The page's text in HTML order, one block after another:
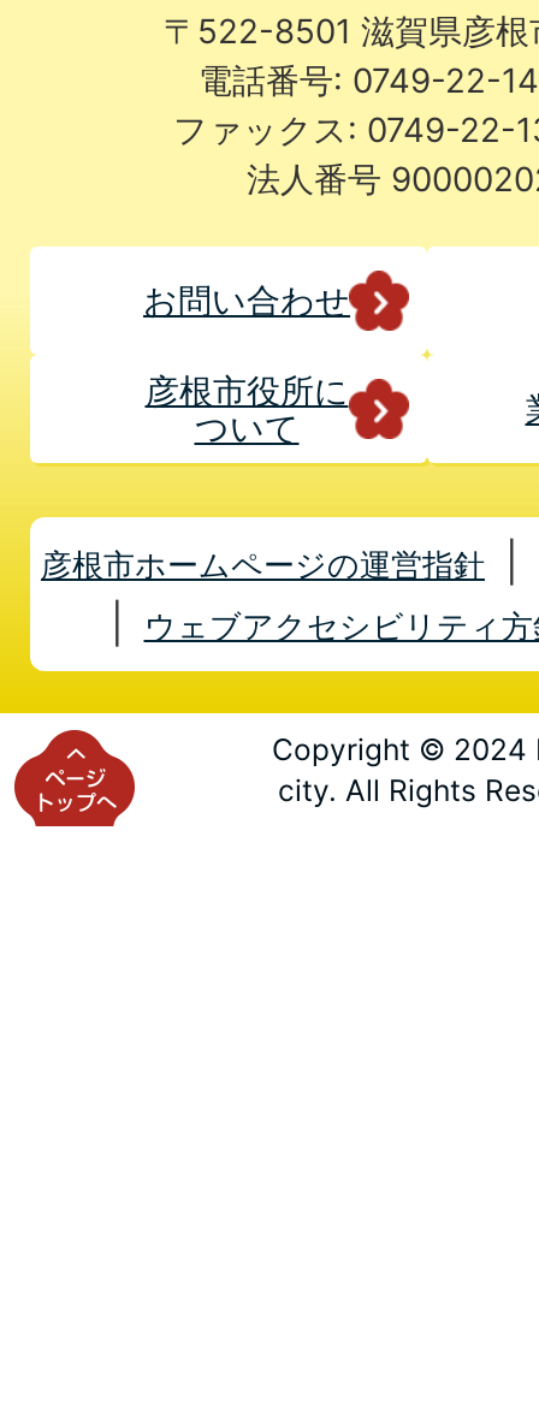
〒522-8501 滋賀県彦
電話番号: 0749-22-
ファックス: 0749-22-
法人番号
お問い合わせ
彦根市役所に
ついて
彦根市ホームページの運営指針
ウェブアクセシビリティ方
Copyright © 2024
city. All Rights